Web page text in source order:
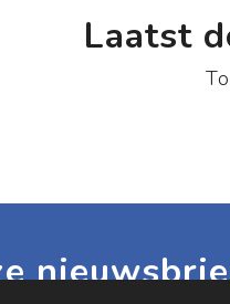
Laatst